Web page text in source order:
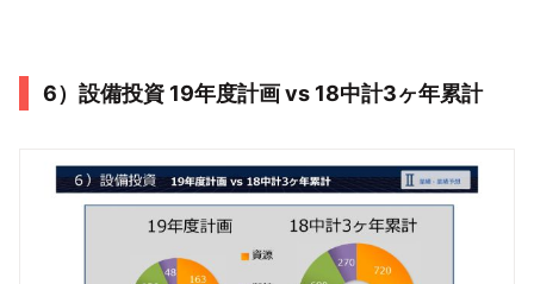
6）設備投資 19年度計画 vs 18中計3ヶ年累計